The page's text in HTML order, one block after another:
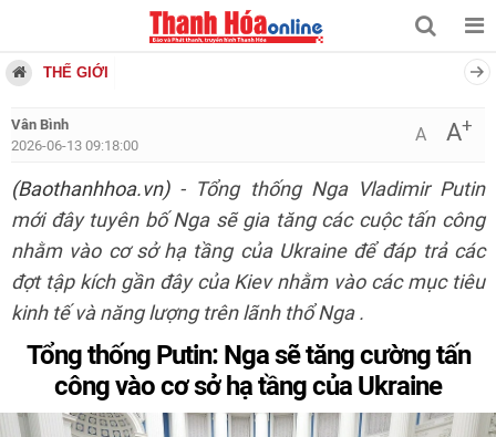
THẾ GIỚI
Vân Bình
2026-06-13 09:18:00
A A+
(Baothanhhoa.vn)- Tổng thống Nga Vladimir Putin
mới đây tuyên bố Nga sẽ gia tăng các cuộc tấn công
nhằm vào cơ sở hạ tầng của Ukraine để đáp trả các
đợt tập kích gần đây của Kiev nhằm vào các mục tiêu
kinh tế và năng lượng trên lãnh thổ Nga .
Tổng thống Putin: Nga sẽ tăng cường tấn
công vào cơ sở hạ tầng của Ukraine